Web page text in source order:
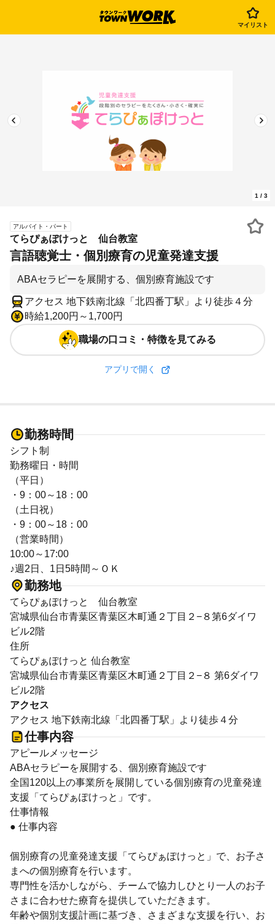
マイリスト
1 / 3
アルバイト・パート
てらぴぁぽけっと 仙台教室
言語聴覚士・個別療育の児童発達支援
ABAセラピーを展開する、個別療育施設です
アクセス 地下鉄南北線「北四番丁駅」より徒歩４分
時給1,200円～1,700円
職場の口コミ・特徴を見てみる
アプリで開く
勤務時間
シフト制
勤務曜日・時間
（平日）
・9：00～18：00
（土日祝）
・9：00～18：00
（営業時間）
10:00～17:00
♪週2日、1日5時間～ＯＫ
勤務地
てらぴぁぽけっと 仙台教室
宮城県仙台市青葉区青葉区木町通２丁目２−８第6ダイワ
ビル2階
住所
てらぴぁぽけっと 仙台教室
宮城県仙台市青葉区青葉区木町通２丁目２−８ 第6ダイワ
ビル2階
アクセス
アクセス 地下鉄南北線「北四番丁駅」より徒歩４分
仕事内容
アピールメッセージ
ABAセラピーを展開する、個別療育施設です
全国120以上の事業所を展開している個別療育の児童発達
支援「てらぴぁぽけっと」です。
仕事情報
● 仕事内容
個別療育の児童発達支援「てらぴぁぽけっと」で、お子さ
まへの個別療育を行います。
専門性を活かしながら、チームで協力しひとり一人のお子
さまに合わせた療育を提供していただきます。
年齢や個別支援計画に基づき、さまざまな支援を行い、お